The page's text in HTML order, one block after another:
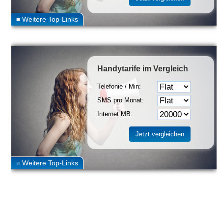
Handytarife im Vergleich
Telefonie / Min:
SMS pro Monat:
Internet MB: